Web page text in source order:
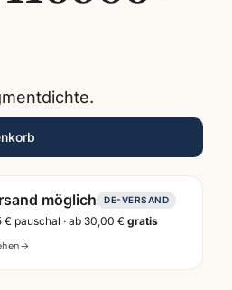
möglich DE-VERSAND
€ pauschal · ab 30,00 € gratis
→